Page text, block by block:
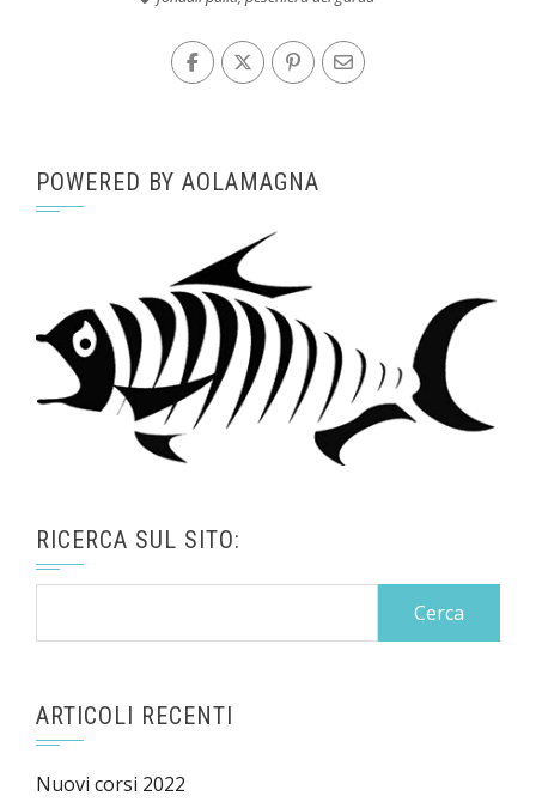
POWERED BY AOLAMAGNA
RICERCA SUL SITO:
ARTICOLI RECENTI
Nuovi corsi 2022